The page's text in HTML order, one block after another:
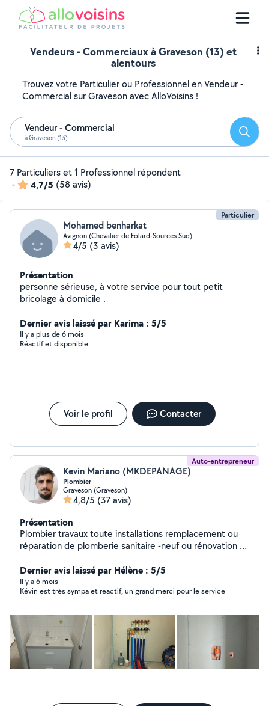
Vendeurs - Commerciaux à Graveson (13) et
alentours
Trouvez votre Particulier ou Professionnel en Vendeur -
Commercial sur Graveson avec AlloVoisins !
Vendeur - Commercial
à Graveson (13)
7 Particuliers et 1 Professionnel répondent
-
4,7/5 (58 avis)
Particulier
Mohamed benharkat
Avignon (Chevalier de Folard-Sources Sud)
4/5 (3 avis)
Présentation
personne sérieuse, à votre service pour tout petit
bricolage à domicile .
Dernier avis laissé par Karima : 5/5
Il y a plus de 6 mois
Réactif et disponible
Voir le profil Contacter
Auto-entrepreneur
Kevin Mariano (MKDEPANAGE)
Plombier
Graveson (Graveson)
4,8/5 (37 avis)
Présentation
Plombier travaux toute installations remplacement ou
réparation de plomberie sanitaire -neuf ou rénovation -
robinetterie, WC, etc.. Autre prestation possible très
bricoleur N'hésitez pas à me contacter pour plus
d'informations.
Dernier avis laissé par Hélène : 5/5
Il y a 6 mois
Kévin est très sympa et reactif, un grand merci pour le service